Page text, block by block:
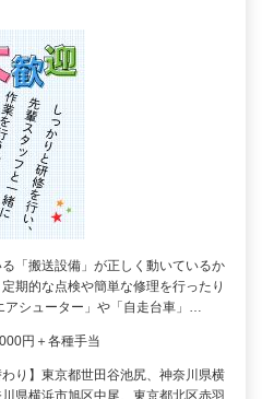
「搬送設備」が正しく動いているか
期的な点検や簡単な修理を行ったり
アシューター」や「自走台車」…
円＋各種手当
わり】東京都世田谷池尻、神奈川県横
県横浜市旭区中尾、東京都北区赤羽